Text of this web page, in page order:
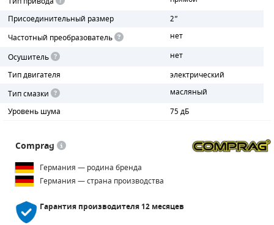
Присоединительный размер
2”
Частотный преобразователь
нет
Осушитель
нет
Тип двигателя
электрический
Тип смазки
масляный
Уровень шума
75 дБ
Comprag
Германия — родина бренда
Германия — страна производства
Гарантия производителя12 месяцев
ДЕТАЛИ СПИРАЛЬНЫХ КОМПРЕССОРОВ
ДЕТАЛИ НАСОСНОЙ ЧАСТИ
ДЕТАЛИ ПОГРУЖНЫХ НАСОСОВ
ШЛАНГИ ДЛЯ МОТОПОМП
ДЛЯ ВАКУУМНЫХ НАСОСОВ